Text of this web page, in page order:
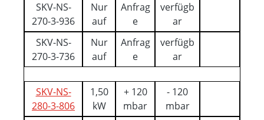
SKV-NS-
270-3-936
Nur
auf
Anfrag
e
verfügb
ar
SKV-NS-
270-3-736
Nur
auf
Anfrag
e
verfügb
ar
SKV-NS-
280-3-806
1,50
kW
+ 120
mbar
- 120
mbar